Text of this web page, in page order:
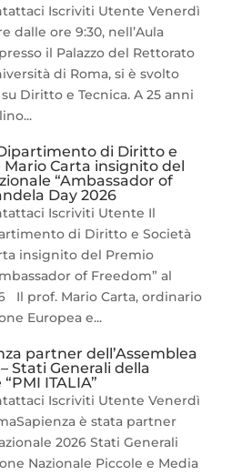
Iscriviti Utente Venerdì
dalle ore 9:30, nell’Aula
il Palazzo del Rettorato
di Roma, si è svolto
Diritto e Tecnica. A 25 anni
di Diritto e
Carta insignito del
“Ambassador of
Day 2026
Iscriviti Utente Il
di Diritto e Società
insignito del Premio
of Freedom” al
Il prof. Mario Carta, ordinario
Europea e...
partner dell’Assemblea
Stati Generali della
ITALIA”
Iscriviti Utente Venerdì
è stata partner
2026 Stati Generali
Nazionale Piccole e Media